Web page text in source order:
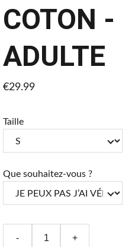
COTON -
ADULTE
€29.99
Taille
Que souhaitez-vous ?
- +